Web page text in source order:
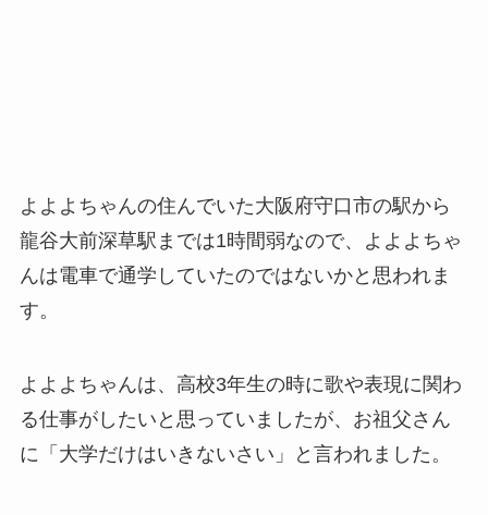
よよよちゃんの住んでいた大阪府守口市の駅から
龍谷大前深草駅までは1時間弱なので、よよよちゃ
んは電車で通学していたのではないかと思われま
す。
よよよちゃんは、高校3年生の時に歌や表現に関わ
る仕事がしたいと思っていましたが、お祖父さん
に「大学だけはいきないさい」と言われました。